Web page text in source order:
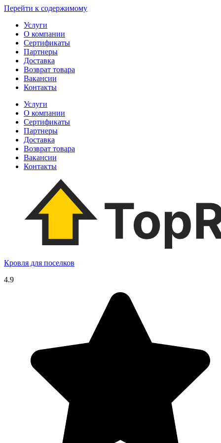
Перейти к содержимому
Услуги
О компании
Сертификаты
Партнеры
Доставка
Возврат товара
Вакансии
Контакты
Услуги
О компании
Сертификаты
Партнеры
Доставка
Возврат товара
Вакансии
Контакты
Кровля для поселков
4.9